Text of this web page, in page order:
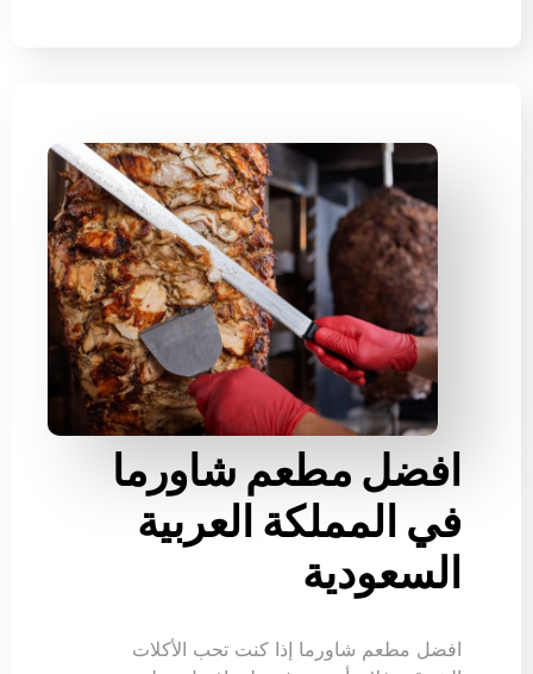
افضل مطعم شاورما
في المملكة العربية
السعودية
افضل مطعم شاورما إذا كنت تحب الأكلات